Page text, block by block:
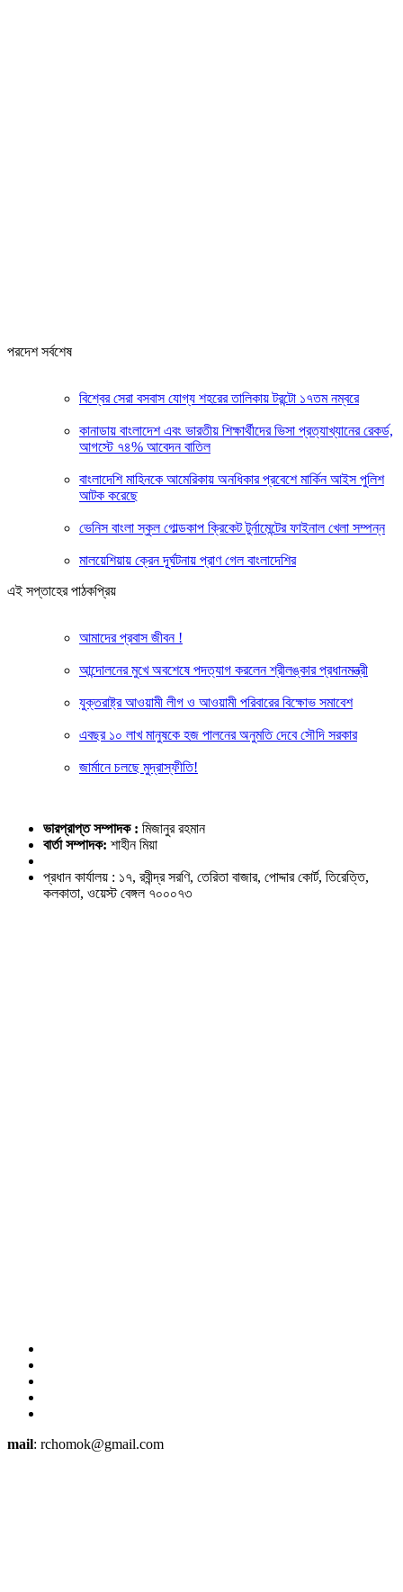
পরদেশ সর্বশেষ
বিশ্বের সেরা বসবাস যোগ্য শহরের তালিকায় টরন্টো ১৭তম নম্বরে
কানাডায় বাংলাদেশ এবং ভারতীয় শিক্ষার্থীদের ভিসা প্রত্যাখ্যানের রেকর্ড,
আগস্টে ৭৪% আবেদন বাতিল
বাংলাদেশি মাহিনকে আমেরিকায় অনধিকার প্রবেশে মার্কিন আইস পুলিশ
আটক করেছে
ভেনিস বাংলা স্কুল গোল্ডকাপ ক্রিকেট টুর্নামেন্টের ফাইনাল খেলা সম্পন্ন
মালয়েশিয়ায় ক্রেন দূূর্ঘটনায় প্রাণ গেল বাংলাদেশির
এই সপ্তাহের পাঠকপ্রিয়
আমাদের প্রবাস জীবন !
আন্দোলনের মুখে অবশেষে পদত্যাগ করলেন শ্রীলঙ্কার প্রধানমন্ত্রী
যুক্তরাষ্ট্র আওয়ামী লীগ ও আওয়ামী পরিবারের বিক্ষোভ সমাবেশ
এবছর ১০ লাখ মানুষকে হজ পালনের অনুমতি দেবে সৌদি সরকার
জার্মানে চলছে মুদ্রাস্ফীতি!
ভারপ্রাপ্ত সম্পাদক : মিজানুর রহমান
বার্তা সম্পাদক: শাহীন মিয়া
প্রধান কার্যালয় : ১৭, রবীন্দ্র সরণি, তেরিতা বাজার, পোদ্দার কোর্ট, তিরেত্তি,
কলকাতা, ওয়েস্ট বেঙ্গল ৭০০০৭৩
mail: rchomok@gmail.com